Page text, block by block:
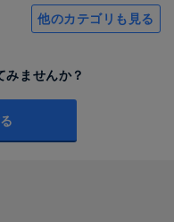
他のカテゴリも見る
みませんか？